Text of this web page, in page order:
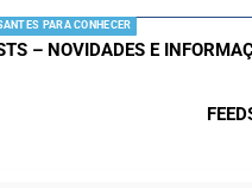
PARA CONHECER
– NOVIDADES E